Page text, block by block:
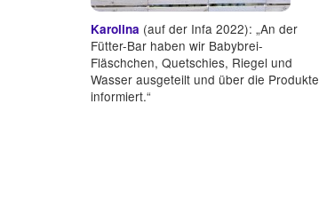
Karolina (auf der Infa 2022): „An der
Fütter-Bar haben wir Babybrei-
Fläschchen, Quetschies, Riegel und
Wasser ausgeteilt und über die Produkte
informiert.“